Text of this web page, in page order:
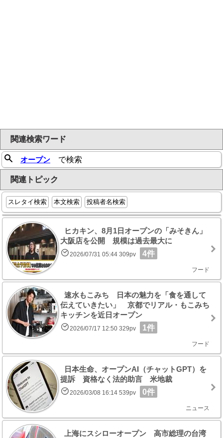
関連検索ワード
オープン で検索
関連トピック
スレタイ検索 本文検索 投稿者名検索
ヒカキン、8月1日オープンの「みそきん」
大阪店を公開 規模は過去最大に
2026/07/31 05:44 309pv 4件
フード
速水もこみち 日本の魅力を「食を通して
伝えていきたい」 京都でリアル・もこみち
キッチンを近日オープン
2026/07/17 12:50 329pv 1件
フード
日本生命、オープンAI（チャットGPT）を
提訴 資格なく法的助言 米地裁
2026/03/08 16:14 539pv 0件
ニュース
上海にスシローオープン 高市総理の台湾